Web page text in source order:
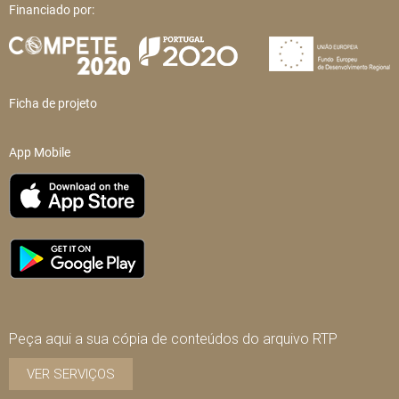
Financiado por:
Ficha de projeto
App Mobile
Peça aqui a sua cópia de conteúdos do arquivo RTP
VER SERVIÇOS